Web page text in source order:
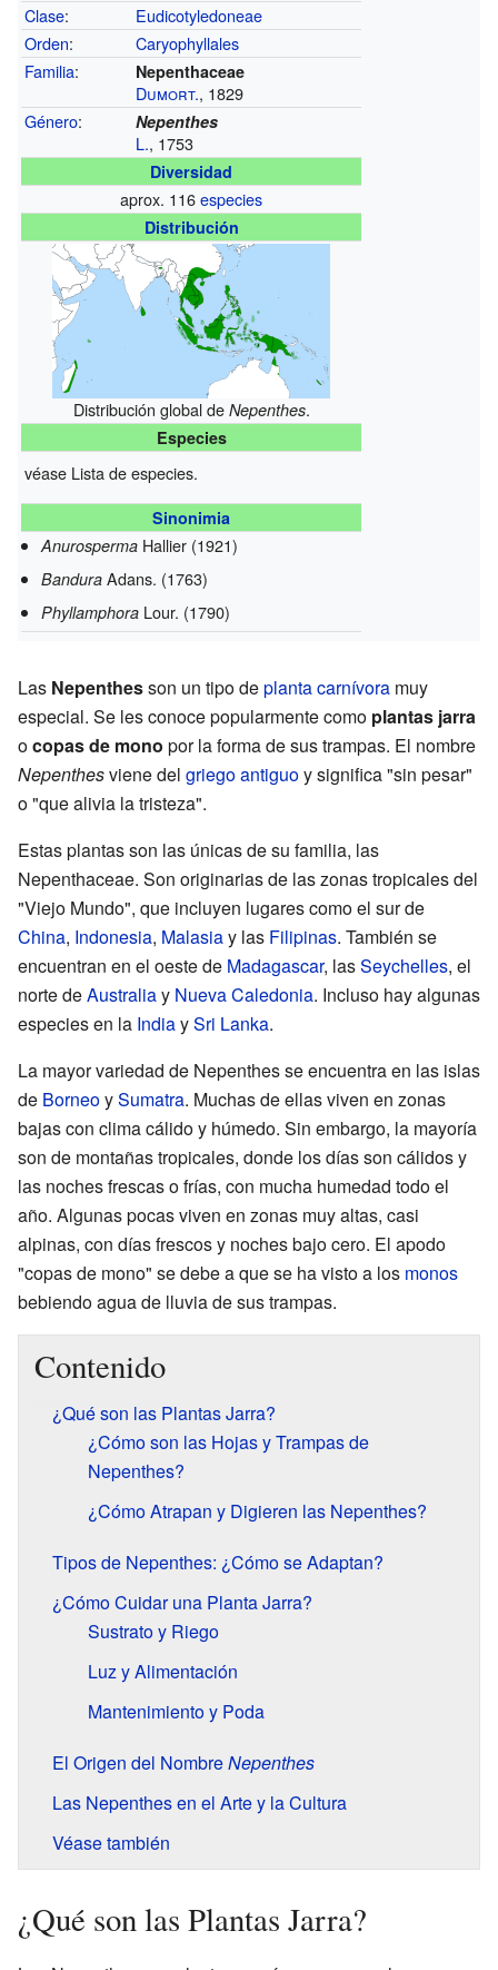
Clase:
Eudicotyledoneae
Orden:
Caryophyllales
Familia: Nepenthaceae
Dumort., 1829
Género: Nepenthes
L., 1753
Diversidad
aprox. 116especies
Distribución
Distribución global de Nepenthes.
Especies
véase Lista de especies.
Sinonimia
Anurosperma Hallier (1921)
Bandura Adans. (1763)
Phyllamphora Lour. (1790)
Las Nepenthesson un tipo deplanta carnívora muy
especial. Se les conoce popularmente como plantas jarra
ocopas de mono por la forma de sus trampas. El nombre
Nepenthesviene del griego antiguoy significa "sin pesar"
o "que alivia la tristeza".
Estas plantas son las únicas de su familia, las
Nepenthaceae. Son originarias de las zonas tropicales del
"Viejo Mundo", que incluyen lugares como el sur de
China, Indonesia, Malasiay las Filipinas. También se
encuentran en el oeste de Madagascar, lasSeychelles, el
norte deAustraliay Nueva Caledonia. Incluso hay algunas
especies en la IndiaySri Lanka.
La mayor variedad de Nepenthes se encuentra en las islas
de BorneoySumatra. Muchas de ellas viven en zonas
bajas con clima cálido y húmedo. Sin embargo, la mayoría
son de montañas tropicales, donde los días son cálidos y
las noches frescas o frías, con mucha humedad todo el
año. Algunas pocas viven en zonas muy altas, casi
alpinas, con días frescos y noches bajo cero. El apodo
"copas de mono" se debe a que se ha visto a los monos
bebiendo agua de lluvia de sus trampas.
Contenido
¿Qué son las Plantas Jarra?
¿Cómo son las Hojas y Trampas de
Nepenthes?
¿Cómo Atrapan y Digieren las Nepenthes?
Tipos de Nepenthes: ¿Cómo se Adaptan?
¿Cómo Cuidar una Planta Jarra?
Sustrato y Riego
Luz y Alimentación
Mantenimiento y Poda
El Origen del NombreNepenthes
Las Nepenthes en el Arte y la Cultura
Véase también
¿Qué son las Plantas Jarra?